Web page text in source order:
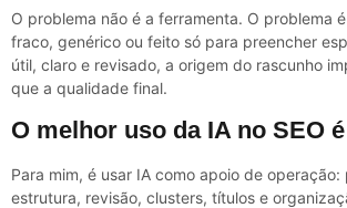
O problema não é a ferramenta. O problema
fraco, genérico ou feito só para preencher
útil, claro e revisado, a origem do rascunho
que a qualidade final.
O melhor uso da IA no SEO
Para mim, é usar IA como apoio de operação:
estrutura, revisão, clusters, títulos e